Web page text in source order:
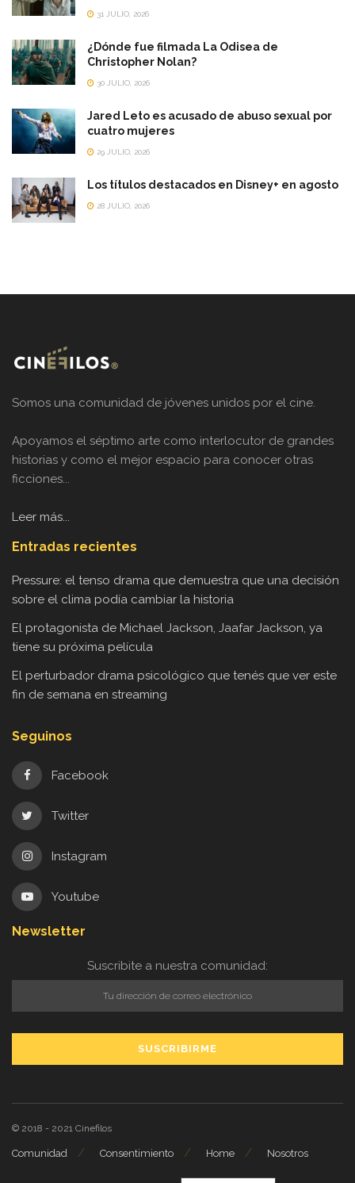
31 JULIO, 2026
¿Dónde fue filmada La Odisea de
Christopher Nolan?
30 JULIO, 2026
Jared Leto es acusado de abuso sexual por
cuatro mujeres
29 JULIO, 2026
Los títulos destacados en Disney+ en agosto
28 JULIO, 2026
Somos una comunidad de jóvenes unidos por el cine.
Apoyamos el séptimo arte como interlocutor de grandes
historias y como el mejor espacio para conocer otras
ficciones...
Leer más...
Entradas recientes
Pressure: el tenso drama que demuestra que una decisión
sobre el clima podía cambiar la historia
El protagonista de Michael Jackson, Jaafar Jackson, ya
tiene su próxima película
El perturbador drama psicológico que tenés que ver este
fin de semana en streaming
Seguinos
Facebook
Twitter
Instagram
Youtube
Newsletter
Suscribite a nuestra comunidad:
© 2018 - 2021 Cinefilos
Comunidad Consentimiento Home Nosotros